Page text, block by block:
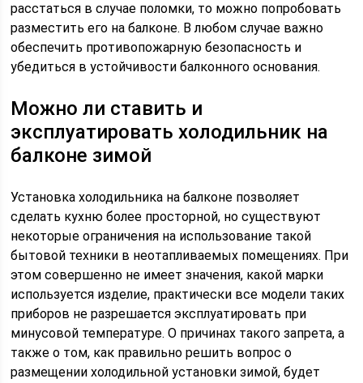
расстаться в случае поломки, то можно попробовать
разместить его на балконе. В любом случае важно
обеспечить противопожарную безопасность и
убедиться в устойчивости балконного основания.
Можно ли ставить и
эксплуатировать холодильник на
балконе зимой
Установка холодильника на балконе позволяет
сделать кухню более просторной, но существуют
некоторые ограничения на использование такой
бытовой техники в неотапливаемых помещениях. При
этом совершенно не имеет значения, какой марки
используется изделие, практически все модели таких
приборов не разрешается эксплуатировать при
минусовой температуре. О причинах такого запрета, а
также о том, как правильно решить вопрос о
размещении холодильной установки зимой, будет